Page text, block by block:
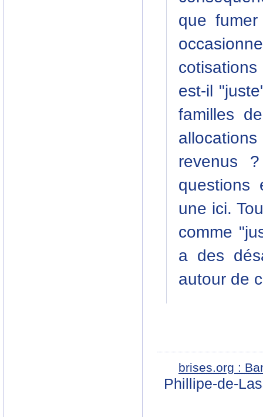
que
est-il
familles
revenus
questions
une ici.
comme
a des
autour de
brises.org :
Phillipe-de-